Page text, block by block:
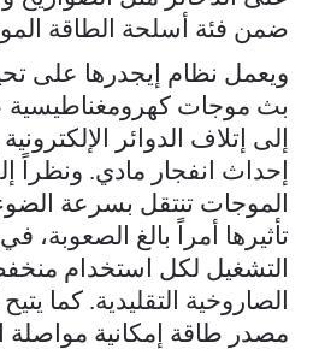
ضمن فئة أسلحة الطاقة
ويعمل نظام إيجدرها على
بث موجات كهرومغناطيسية
إلى إتلاف الدوائر
إحداث انفجار مادي. ونظراً
الموجات تنتقل بسرعة
تأثيرها أمراً بالغ الصعوبة،
التشغيل لكل استخدام
الصاروخية التقليدية. كما
مصدر طاقة إمكانية مواصلة